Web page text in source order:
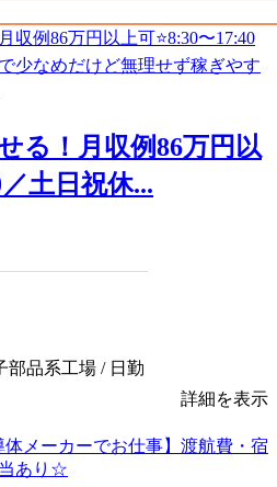
る！月収例86万円以
土日祝休...
部品系工場 / 日勤
詳細を表示